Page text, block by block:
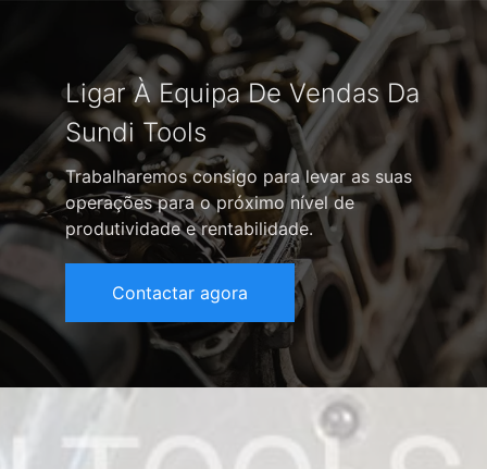
Ligar À Equipa De Vendas Da
Sundi Tools
Trabalharemos consigo para levar as suas
operações para o próximo nível de
produtividade e rentabilidade.
Contactar agora